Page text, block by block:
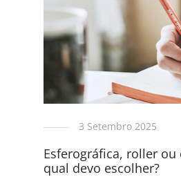
3 Setembro 2025
Esferográfica, roller ou
qual devo escolher?